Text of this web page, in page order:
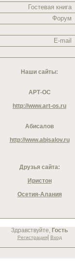
Гостевая книга
Форум
E-mail
Наши сайты:
АРТ-ОС
http://www.art-os.ru
Абисалов
http://www.abisalov.ru
Друзья сайта:
Иристон
Осетия-Алания
Здравствуйте, Гость
Регистрация| Вход